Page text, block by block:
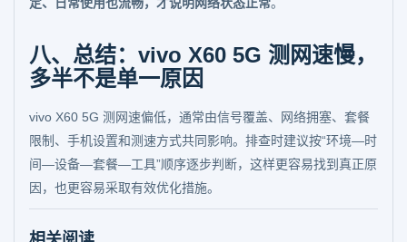
八、总结：vivo X60 5G 测网速慢，
多半不是单一原因
vivo X60 5G 测网速偏低，通常由信号覆盖、网络拥塞、套餐
限制、手机设置和测速方式共同影响。排查时建议按“环境—时
间—设备—套餐—工具”顺序逐步判断，这样更容易找到真正原
因，也更容易采取有效优化措施。